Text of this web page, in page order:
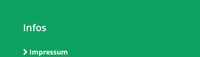
Infos
Impressum